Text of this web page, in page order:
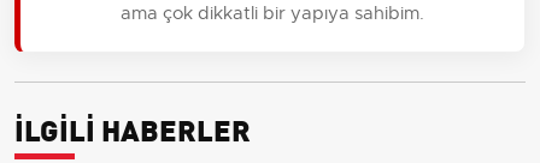
ama çok dikkatli bir yapıya sahibim.
İLGİLİ HABERLER